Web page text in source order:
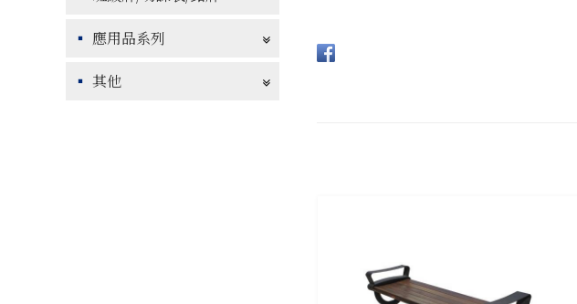
應用品系列
其他